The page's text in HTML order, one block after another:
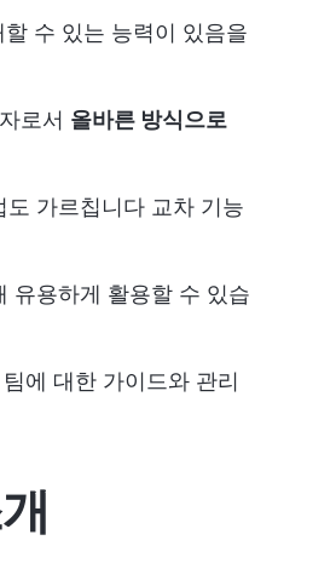
수 있는 능력이 있음을
로서 올바른 방식으로
도 가르칩니다 교차 기능
유용하게 활용할 수 있습
에 대한 가이드와 관리